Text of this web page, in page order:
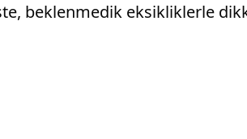
beklenmedik eksikliklerle